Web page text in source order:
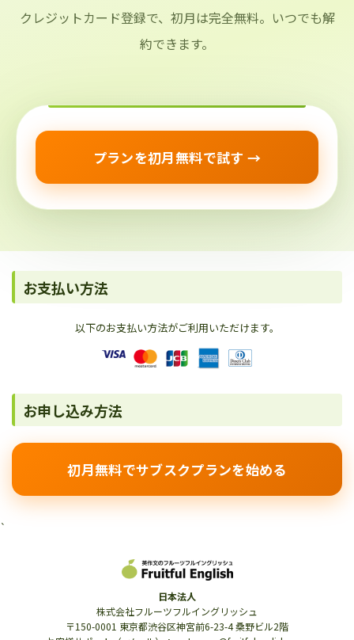
クレジットカード登録で、初月は完全無料。いつでも解
約できます。
プランを初月無料で試す →
お支払い方法
以下のお支払い方法がご利用いただけます。
お申し込み方法
初月無料でサブスクプランを始める
`
日本法人
株式会社フルーツフルイングリッシュ
〒150-0001 東京都渋谷区神宮前6-23-4 桑野ビル2階